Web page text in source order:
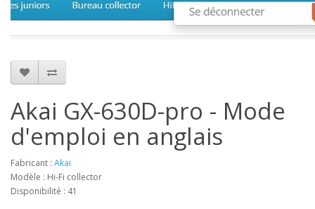
Akai GX-630D-pro - Mode
d'emploi en anglais
Fabricant : Akai
Modèle : Hi-Fi collector
Disponibilité : 41